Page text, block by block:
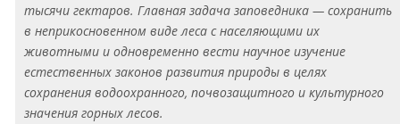
тысячи гектаров. Главная задача заповедника — сохранить
в неприкосновенном виде леса с населяющими их
животными и одновременно вести научное изучение
естественных законов развития природы в целях
сохранения водоохранного, почвозащитного и культурного
значения горных лесов.